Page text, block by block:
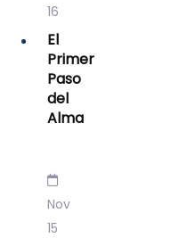
16
El
Primer
Paso
del
Alma
Nov
15